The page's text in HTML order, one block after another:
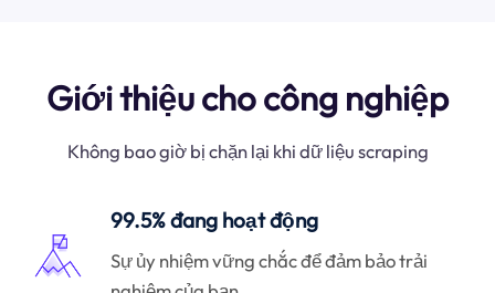
Giới thiệu cho công nghiệp
Không bao giờ bị chặn lại khi dữ liệu scraping
99.5% đang hoạt động
Sự ủy nhiệm vững chắc để đảm bảo trải